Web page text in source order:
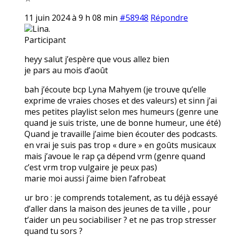
11 juin 2024 à 9 h 08 min #58948 Répondre
Lina.
Participant
heyy salut j’espère que vous allez bien
je pars au mois d’août
bah j’écoute bcp Lyna Mahyem (je trouve qu’elle
exprime de vraies choses et des valeurs) et sinn j’ai
mes petites playlist selon mes humeurs (genre une
quand je suis triste, une de bonne humeur, une été)
Quand je travaille j’aime bien écouter des podcasts.
en vrai je suis pas trop « dure » en goûts musicaux
mais j’avoue le rap ça dépend vrm (genre quand
c’est vrm trop vulgaire je peux pas)
marie moi aussi j’aime bien l’afrobeat
ur bro : je comprends totalement, as tu déjà essayé
d’aller dans la maison des jeunes de ta ville , pour
t’aider un peu sociabiliser ? et ne pas trop stresser
quand tu sors ?